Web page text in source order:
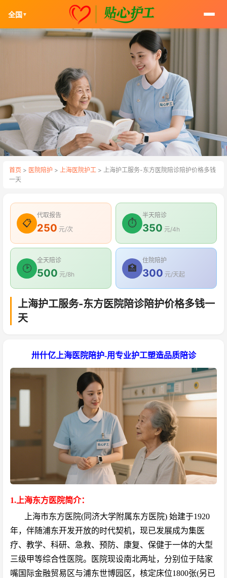
全国 ▼
首页 > 医院陪护 > 上海医院护工 > 上海护工服务-东方医院陪诊陪护价格多钱
一天
📋
代取报告
250 元/次
⏱
半天陪诊
350 元/4h
🕑
全天陪诊
500 元/8h
🏥
住院陪护
300 元/天起
上海护工服务-东方医院陪诊陪护价格多钱一
天
卅什亿上海医院陪护-用专业护工塑造品质陪诊
1.上海东方医院简介：
上海市东方医院(同济大学附属东方医院) 始建于1920
年，伴随浦东开发开放的时代契机，现已发展成为集医
疗、教学、科研、急救、预防、康复、保健于一体的大型
三级甲等综合性医院。医院现设南北两址，分别位于陆家
嘴国际金融贸易区与浦东世博园区，核定床位1800张(另已